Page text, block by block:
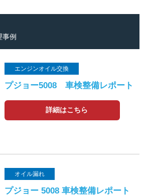
事例
エンジンオイル交換
プジョー5008 車検整備レポート
詳細はこちら
オイル漏れ
プジョー 5008 車検整備レポート